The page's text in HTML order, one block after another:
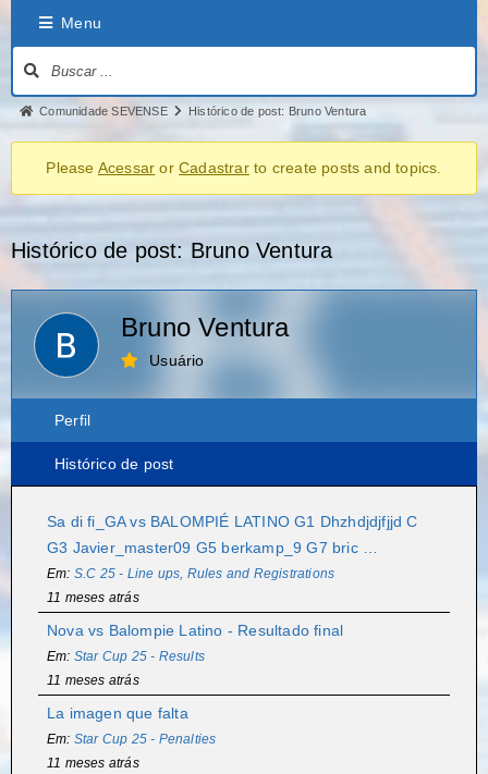
Menu
Comunidade SEVENSE Histórico de post: Bruno Ventura
Please Acessar orCadastrarto create posts and topics.
Histórico de post: Bruno Ventura
Bruno Ventura
Usuário
Perfil
Histórico de post
Sa di fi_GA vs BALOMPIÉ LATINO G1 Dhzhdjdjfjjd C
G3 Javier_master09 G5 berkamp_9 G7 bric …
Em: S.C 25 - Line ups, Rules and Registrations
11 meses atrás
Nova vs Balompie Latino - Resultado final
Em: Star Cup 25 - Results
11 meses atrás
La imagen que falta
Em: Star Cup 25 - Penalties
11 meses atrás